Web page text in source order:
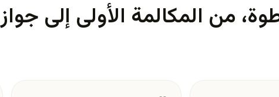
من المكالمة الأولى إلى جواز